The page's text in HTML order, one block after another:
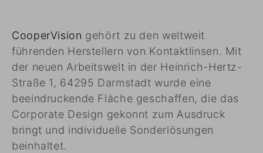
CooperVision gehört zu den weltweit
führenden Herstellern von Kontaktlinsen. Mit
der neuen Arbeitswelt in der Heinrich-Hertz-
Straße 1, 64295 Darmstadt wurde eine
beeindruckende Fläche geschaffen, die das
Corporate Design gekonnt zum Ausdruck
bringt und individuelle Sonderlösungen
beinhaltet.